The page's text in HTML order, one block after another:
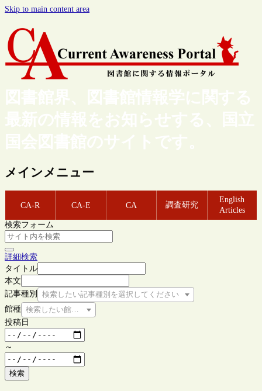
Skip to main content area
図書館界、図書館情報学に関する
最新の情報をお知らせする、国立
国会図書館のサイトです。
メインメニュー
CA-R CA-E CA 調査研究
English
Articles
検索フォーム
詳細検索
タイトル
本文
記事種別
検索したい記事種別を選択してください
館種 検索したい館種を選択してください
投稿日
～
検索